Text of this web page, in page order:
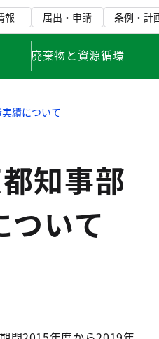
報 届出・申請 条例・計
廃棄物と資源循環
績について
知事部
いて